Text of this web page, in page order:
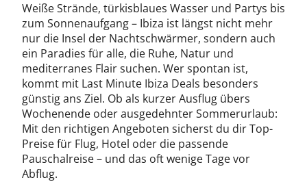
Weiße Strände, türkisblaues Wasser und Partys bis
zum Sonnenaufgang – Ibiza ist längst nicht mehr
nur die Insel der Nachtschwärmer, sondern auch
ein Paradies für alle, die Ruhe, Natur und
mediterranes Flair suchen. Wer spontan ist,
kommt mit Last Minute Ibiza Deals besonders
günstig ans Ziel. Ob als kurzer Ausflug übers
Wochenende oder ausgedehnter Sommerurlaub:
Mit den richtigen Angeboten sicherst du dir Top-
Preise für Flug, Hotel oder die passende
Pauschalreise – und das oft wenige Tage vor
Abflug.